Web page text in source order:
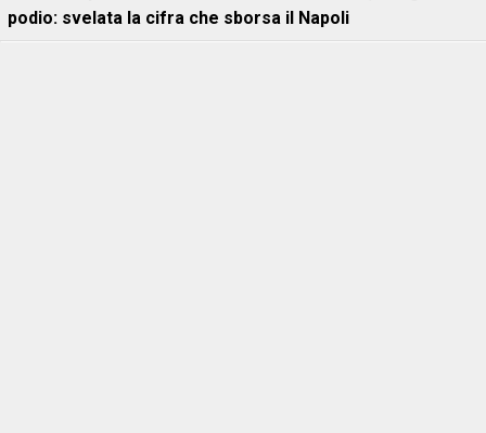
podio: svelata la cifra che sborsa il Napoli